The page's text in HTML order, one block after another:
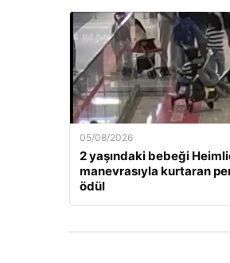
05/08/2026
2 yaşındaki bebeği
manevrasıyla kurtaran
ödül